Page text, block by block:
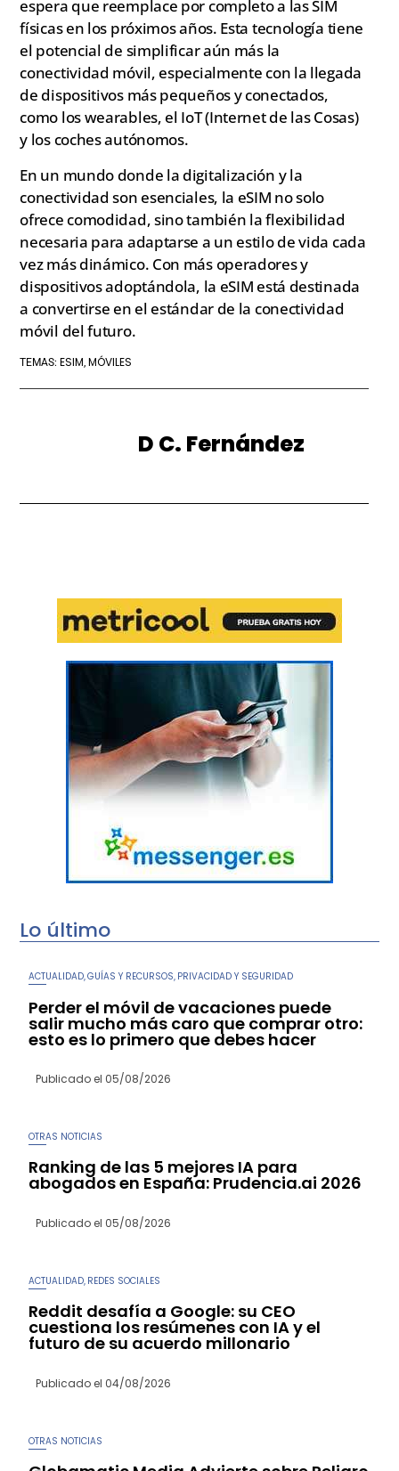
espera que reemplace por completo a las SIM
físicas en los próximos años. Esta tecnología tiene
el potencial de simplificar aún más la
conectividad móvil, especialmente con la llegada
de dispositivos más pequeños y conectados,
como los wearables, el IoT (Internet de las Cosas)
y los coches autónomos.
En un mundo donde la digitalización y la
conectividad son esenciales, la eSIM no solo
ofrece comodidad, sino también la flexibilidad
necesaria para adaptarse a un estilo de vida cada
vez más dinámico. Con más operadores y
dispositivos adoptándola, la eSIM está destinada
a convertirse en el estándar de la conectividad
móvil del futuro.
TEMAS: ESIM, MÓVILES
D C. Fernández
Lo último
ACTUALIDAD,GUÍAS Y RECURSOS, PRIVACIDAD Y SEGURIDAD
Perder el móvil de vacaciones puede
salir mucho más caro que comprar otro:
esto es lo primero que debes hacer
Publicado el 05/08/2026
OTRAS NOTICIAS
Ranking de las 5 mejores IA para
abogados en España: Prudencia.ai 2026
Publicado el 05/08/2026
ACTUALIDAD REDES SOCIALES
Reddit desafía a Google: su CEO
cuestiona los resúmenes con IA y el
futuro de su acuerdo millonario
Publicado el 04/08/2026
OTRAS NOTICIAS